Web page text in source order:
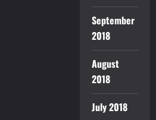
September
2018
August
2018
July 2018